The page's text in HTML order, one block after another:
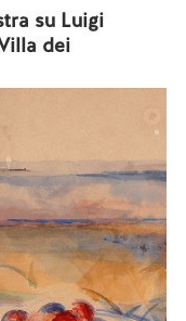
su Luigi
dei